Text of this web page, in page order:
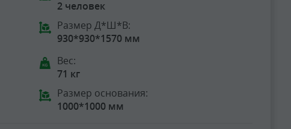
2 человек
Размер Д*Ш*В:
930*930*1570 мм
Вес:
71 кг
Размер основания:
1000*1000 мм